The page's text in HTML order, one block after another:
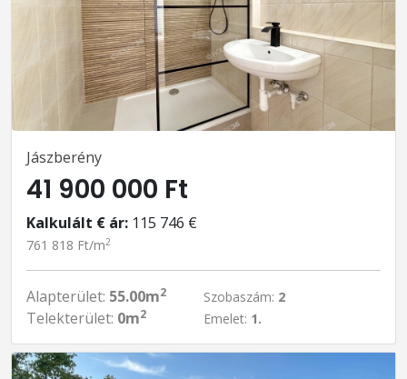
Jászberény
41 900 000 Ft
Kalkulált € ár: 115 746 €
761 818 Ft/m2
Alapterület: 55.00m2
Telekterület: 0m2
Szobaszám: 2
Emelet: 1.